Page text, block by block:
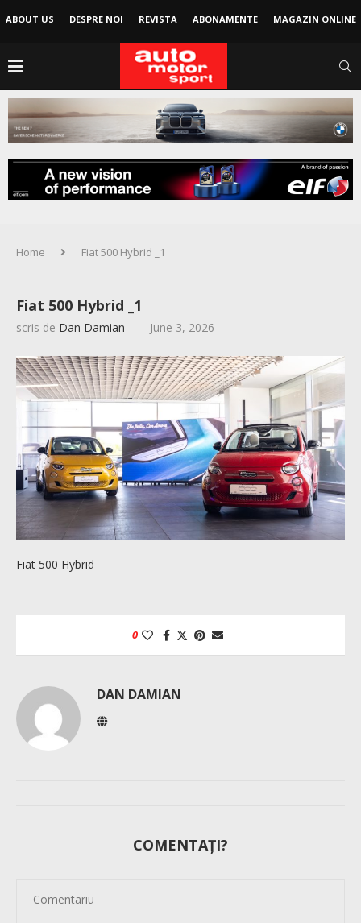
ABOUT US DESPRE NOI REVISTA ABONAMENTE MAGAZIN ONLINE
Home Fiat 500 Hybrid _1
Fiat 500 Hybrid _1
scris de Dan Damian June 3, 2026
Fiat 500 Hybrid
0
DAN DAMIAN
COMENTAȚI?